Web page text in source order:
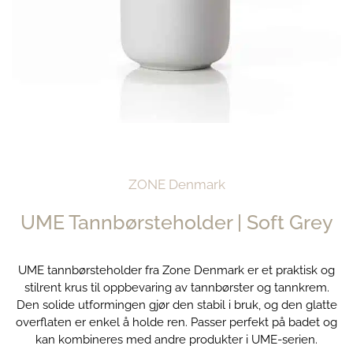
ZONE Denmark
UME Tannbørsteholder | Soft Grey
UME tannbørsteholder fra Zone Denmark er et praktisk og
stilrent krus til oppbevaring av tannbørster og tannkrem.
Den solide utformingen gjør den stabil i bruk, og den glatte
overflaten er enkel å holde ren. Passer perfekt på badet og
kan kombineres med andre produkter i UME-serien.